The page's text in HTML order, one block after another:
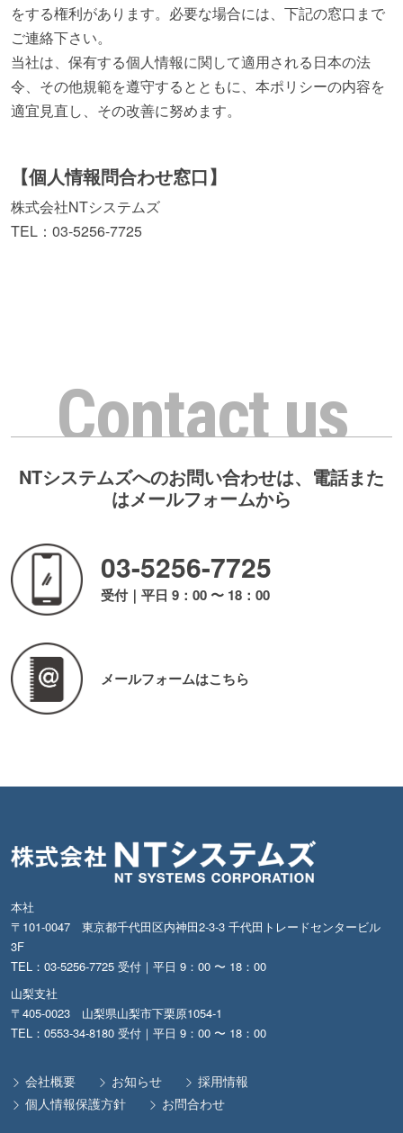
をする権利があります。必要な場合には、下記の窓口まで
ご連絡下さい。
当社は、保有する個人情報に関して適用される日本の法
令、その他規範を遵守するとともに、本ポリシーの内容を
適宜見直し、その改善に努めます。
【個人情報問合わせ窓口】
株式会社NTシステムズ
TEL：03-5256-7725
Contact us
NTシステムズへのお問い合わせは、電話また
はメールフォームから
03-5256-7725
受付｜平日 9：00 〜 18：00
メールフォームはこちら
本社
〒101-0047 東京都千代田区内神田2-3-3 千代田トレードセンタービル
3F
TEL：03-5256-7725 受付｜平日 9：00 〜 18：00
山梨支社
〒405-0023 山梨県山梨市下栗原1054-1
TEL：0553-34-8180 受付｜平日 9：00 〜 18：00
会社概要 お知らせ
採用情報
個人情報保護方針
お問合わせ